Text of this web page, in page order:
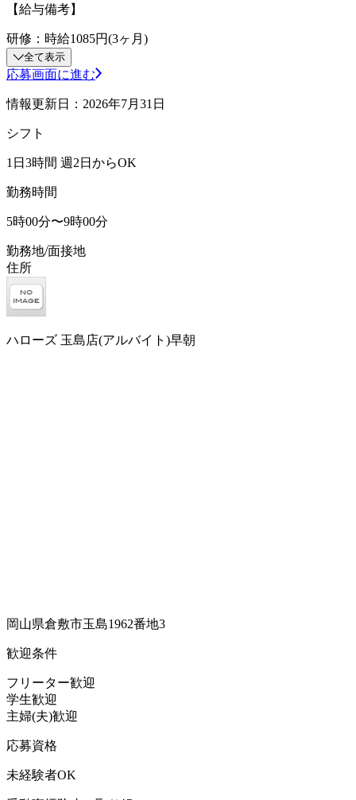
【給与備考】
研修：時給1085円(3ヶ月)
全て表示
応募画面に進む
情報更新日：2026年7月31日
シフト
1日3時間 週2日からOK
勤務時間
5時00分〜9時00分
勤務地/面接地
住所
ハローズ 玉島店(アルバイト)早朝
岡山県倉敷市玉島1962番地3
歓迎条件
フリーター歓迎
学生歓迎
主婦(夫)歓迎
応募資格
未経験者OK